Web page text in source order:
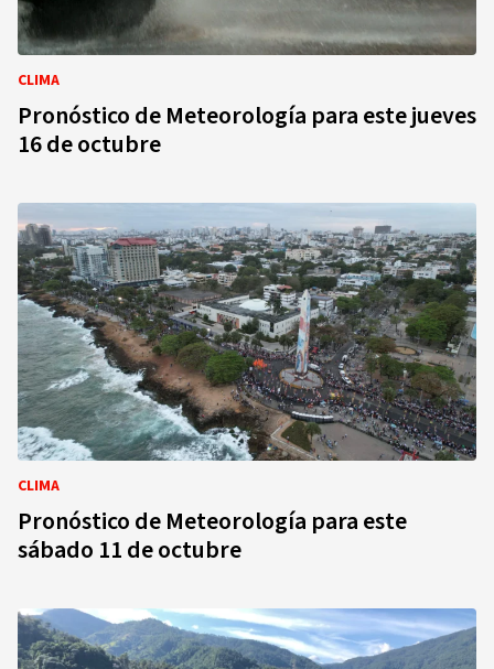
CLIMA
Pronóstico de Meteorología para este jueves
16 de octubre
CLIMA
Pronóstico de Meteorología para este
sábado 11 de octubre